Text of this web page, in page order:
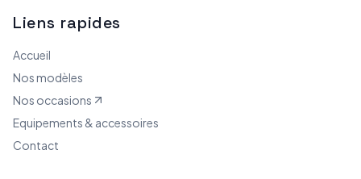
Liens rapides
Accueil
Nos modèles
Nos occasions
Equipements & accessoires
Contact